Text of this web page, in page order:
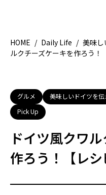
地域別ガイド
観光ガイド
ライフスタイル
ライター募集
HOME / Daily Life / 美味
ルクチーズケーキを作ろう！
グルメ 美味しいドイツを伝
Pick Up
ドイツ風クワ
作ろう！【レシ